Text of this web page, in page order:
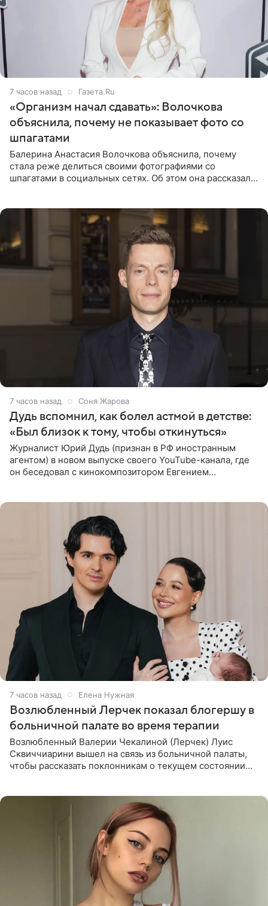
7 часов назад Газета.Ru
«Организм начал сдавать»: Волочкова
объяснила, почему не показывает фото со
шпагатами
Балерина Анастасия Волочкова объяснила, почему
стала реже делиться своими фотографиями со
шпагатами в социальных сетях. Об этом она рассказала
7 часов назад Соня Жарова
Дудь вспомнил, как болел астмой в детстве:
«Был близок к тому, чтобы откинуться»
Журналист Юрий Дудь (признан в РФ иностранным
агентом) в новом выпуске своего YouTube-канала, где
он беседовал с кинокомпозитором Евгением
7 часов назад Елена Нужная
Возлюбленный Лерчек показал блогершу в
больничной палате во время терапии
Возлюбленный Валерии Чекалиной (Лерчек) Луис
Сквиччиарини вышел на связь из больничной палаты,
чтобы рассказать поклонникам о текущем состоянии